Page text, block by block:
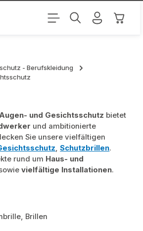
- Berufskleidung
Augen- und Gesichtsschutz bietet
und ambitionierte
Sie unsere vielfältigen
,Schutzbrillen.
rund um Haus- und
vielfältige Installationen.